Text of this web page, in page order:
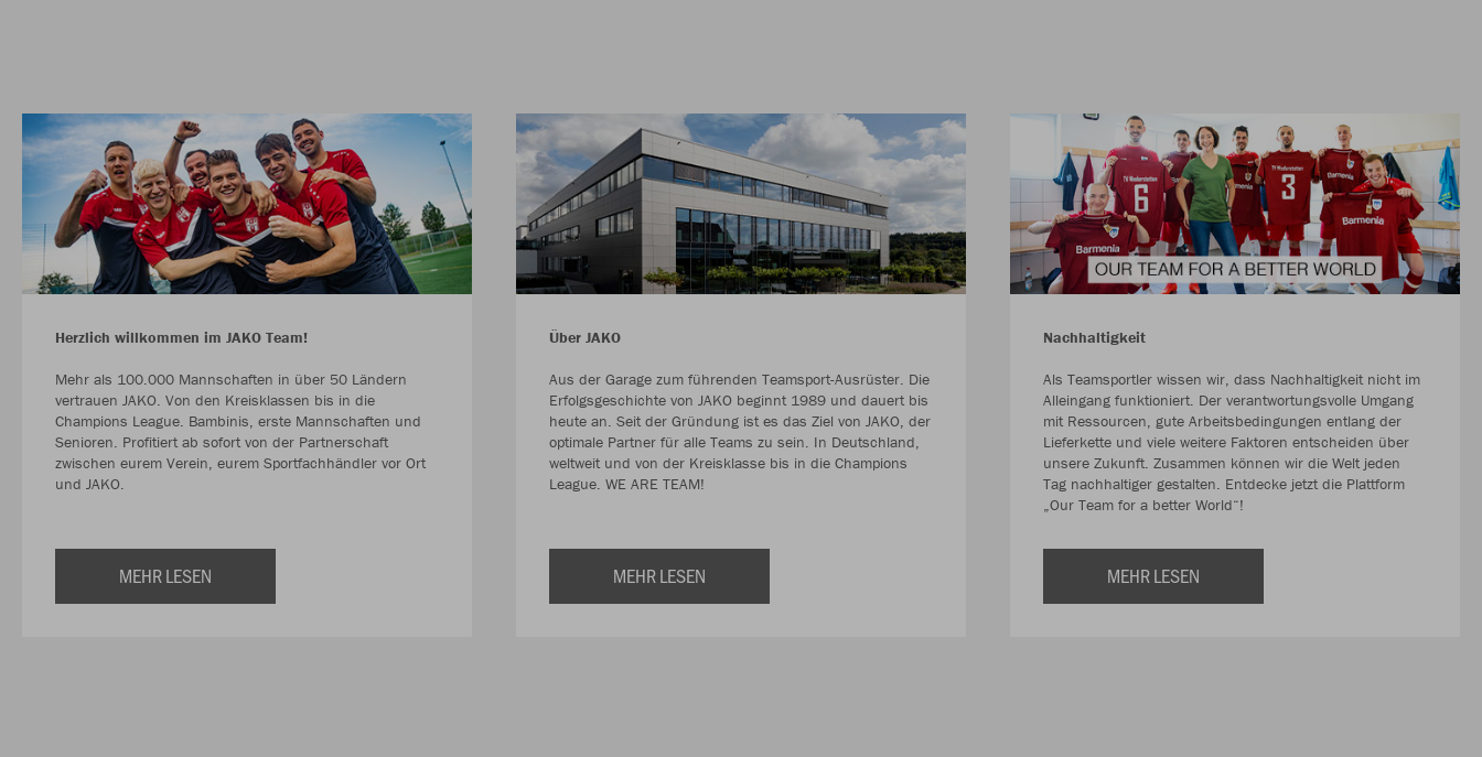
Herzlich willkommen im JAKO Team!
Mehr als 100.000 Mannschaften in über 50 Ländern
vertrauen JAKO. Von den Kreisklassen bis in die
Champions League. Bambinis, erste Mannschaften und
Senioren. Profitiert ab sofort von der Partnerschaft
zwischen eurem Verein, eurem Sportfachhändler vor Ort
und JAKO.
MEHR LESEN
Über JAKO
Aus der Garage zum führenden Teamsport-Ausrüster. Die
Erfolgsgeschichte von JAKO beginnt 1989 und dauert bis
heute an. Seit der Gründung ist es das Ziel von JAKO, der
optimale Partner für alle Teams zu sein. In Deutschland,
weltweit und von der Kreisklasse bis in die Champions
League. WE ARE TEAM!
MEHR LESEN
Nachhaltigkeit
Als Teamsportler wissen wir, dass Nachhaltigkeit nicht im
Alleingang funktioniert. Der verantwortungsvolle Umgang
mit Ressourcen, gute Arbeitsbedingungen entlang der
Lieferkette und viele weitere Faktoren entscheiden über
unsere Zukunft. Zusammen können wir die Welt jeden
Tag nachhaltiger gestalten. Entdecke jetzt die Plattform
„Our Team for a better World“!
MEHR LESEN